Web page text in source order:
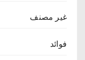
غير مصنف
فوائد